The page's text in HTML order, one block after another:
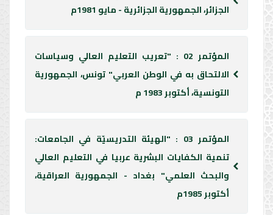
الجزائر، الجمهورية الجزائرية - مايو 1981م
المؤتمر 02 : "تعريب التعليم العالي وسياسات
الالتحاق به في الوطن العربي" تونس، الجمهورية
التونسية، أكتوبر 1983 م
المؤتمر 03 : "الهيئة التدريسيّة في الجامعات:
تنمية الكفايات البشرية عربيا في التعليم العالي
والبحث العلمي" بغداد - الجمهورية العراقية،
أكتوبر 1985م